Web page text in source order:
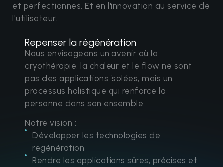
et perfectionnés. Et en l'innovation au service de
l'utilisateur.
Repenser la régénération
Nous envisageons un avenir où la
cryothérapie, la chaleur et le flow ne sont
pas des applications isolées, mais un
processus holistique qui renforce la
personne dans son ensemble.
Notre vision :
Développer les technologies de
régénération
Rendre les applications sûres, précises et